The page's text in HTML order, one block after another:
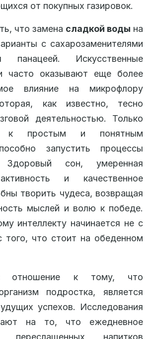
от покупных газировок.
что замена сладкой воды на
с сахарозаменителями
панацеей. Искусственные
часто оказывают еще более
влияние на микрофлору
как известно, тесно
деятельностью. Только
к простым и понятным
запустить процессы
Здоровый сон, умеренная
и качественное
творить чудеса, возвращая
мыслей и волю к победе.
интеллекту начинается не с
того, что стоит на обеденном
отношение к тому, что
подростка, является
успехов. Исследования
на то, что ежедневное
переслащенных напитков